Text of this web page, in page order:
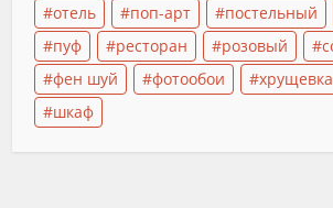
отель
поп-арт постельный
пуф
ресторан розовый
фен шуй
фотообои хрущевка
шкаф